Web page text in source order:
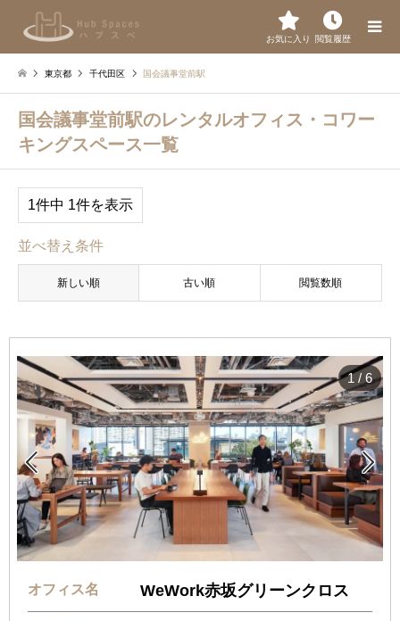
お気に入り 閲覧履歴
東京都 千代田区 国会議事堂前駅
国会議事堂前駅のレンタルオフィス・コワー
キングスペース一覧
1件中 1件を表示
並べ替え条件
新しい順 古い順 閲覧数順
 
1/ 6
オフィス名 WeWork赤坂グリーンクロス